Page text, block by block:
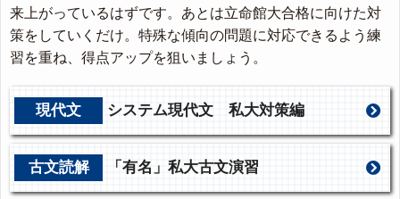
来上がっているはずです。あとは立命館大合格に向けた対
策をしていくだけ。特殊な傾向の問題に対応できるよう練
習を重ね、得点アップを狙いましょう。
現代文 システム現代文 私大対策編
古文読解 「有名」私大古文演習